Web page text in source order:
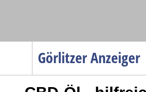
Görlitzer Anzeiger